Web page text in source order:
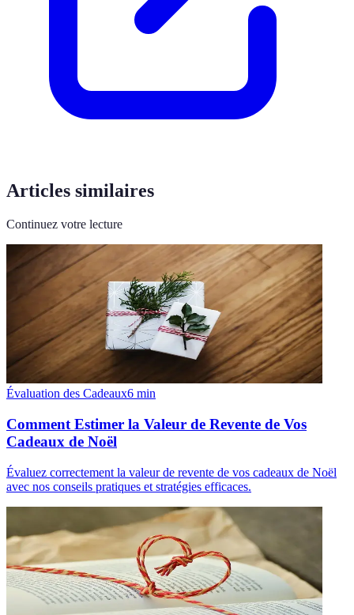
Articles similaires
Continuez votre lecture
Évaluation des Cadeaux6 min
Comment Estimer la Valeur de Revente de Vos
Cadeaux de Noël
Évaluez correctement la valeur de revente de vos cadeaux de Noël
avec nos conseils pratiques et stratégies efficaces.